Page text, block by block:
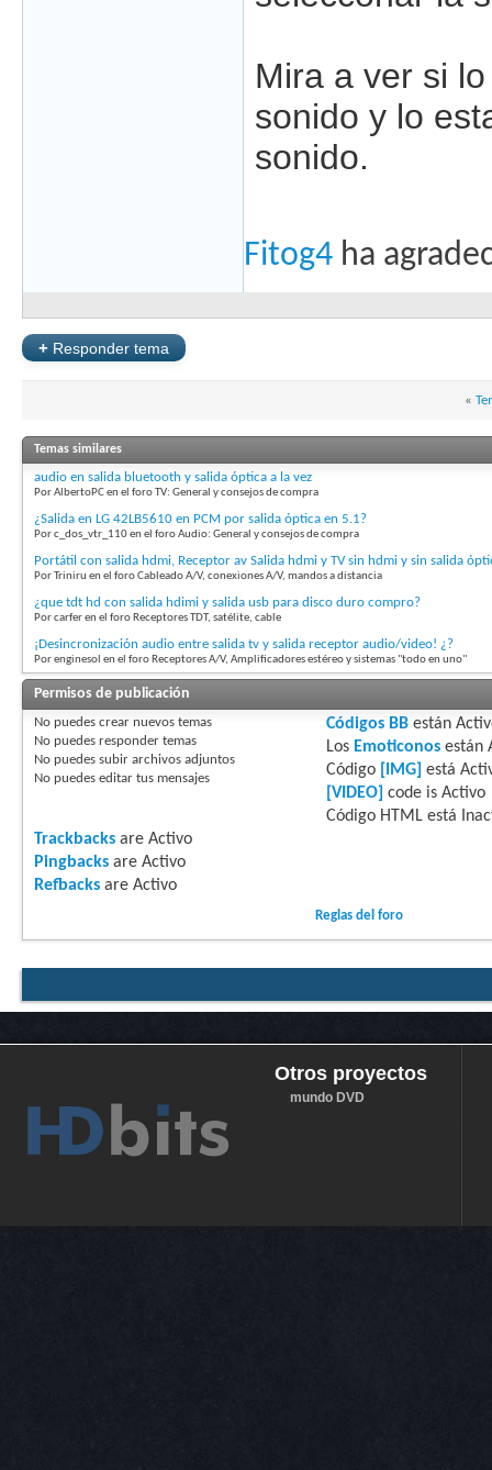
Mira a ver si
sonido y lo
sonido.
Fitog4 ha
+ Responder tema
«
Temas similares
audio en salida bluetooth y salida óptica a la vez
Por AlbertoPC en el foro TV: General y consejos de compra
¿Salida en LG 42LB5610 en PCM por salida óptica en 5.1?
Por c_dos_vtr_110 en el foro Audio: General y consejos de compra
Portátil con salida hdmi, Receptor av Salida hdmi y TV sin hdmi y sin salida
Por Triniru en el foro Cableado A/V, conexiones A/V, mandos a distancia
¿que tdt hd con salida hdimi y salida usb para disco duro compro?
Por carfer en el foro Receptores TDT, satélite, cable
¡Desincronización audio entre salida tv y salida receptor audio/video! ¿?
Por enginesol en el foro Receptores A/V, Amplificadores estéreo y sistemas "todo en uno"
Permisos de publicación
No puedes crear nuevos temas
No puedes responder temas
No puedes subir archivos adjuntos
No puedes editar tus mensajes
Códigos BBestán
Los Emoticonosestán
Código
[IMG] está
[VIDEO] code is Activo
Código HTML está
Trackbacks are Activo
Pingbacks are Activo
Refbacks are Activo
Reglas del foro
Otros proyectos
mundo DVD